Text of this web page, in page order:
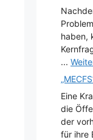
haben,
...
Eine
die
der
für ihre